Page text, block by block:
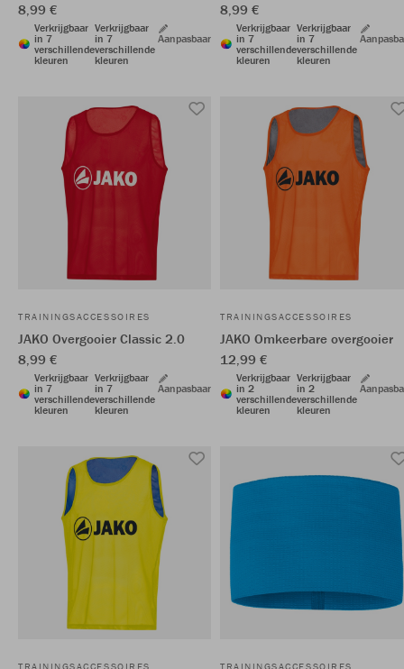
8,99 €
Verkrijgbaar
in 7
verschillende
kleuren
Verkrijgbaar
in 7
verschillende
kleuren
Aanpasbaar
8,99 €
Verkrijgbaar
in 7
verschillende
kleuren
Verkrijgbaar
in 7
verschillende
kleuren
TRAININGSACCESSOIRES
JAKO Overgooier Classic 2.0
8,99 €
Verkrijgbaar
in 7
verschillende
kleuren
Verkrijgbaar
in 7
verschillende
kleuren
Aanpasbaar
TRAININGSACCESSOIRES
JAKO Omkeerbare overgooier
12,99 €
Verkrijgbaar
in 2
verschillende
kleuren
Verkrijgbaar
in 2
verschillende
kleuren
TRAININGSACCESSOIRES TRAININGSACCESSOIRES